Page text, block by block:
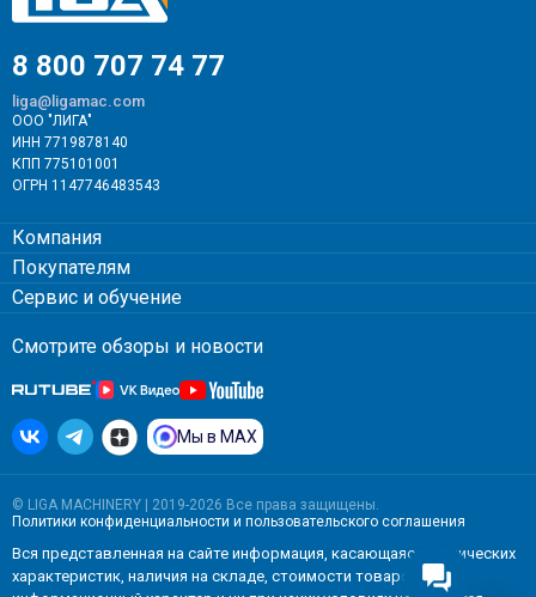
8 800 707 74 77
liga@ligamac.com
ООО "ЛИГА"
ИНН 7719878140
КПП 775101001
ОГРН 1147746483543
Компания
Покупателям
Сервис и обучение
Смотрите обзоры и новости
Мы в MAX
© LIGA MACHINERY | 2019-2026 Все права защищены.
Политики конфиденциальности и пользовательского соглашения
Вся представленная на сайте информация, касающаяся технических
характеристик, наличия на складе, стоимости товаров, носит